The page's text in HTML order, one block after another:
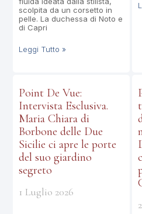
scolpita da un corsetto in
pelle. La duchessa di Noto e
di Capri
Leggi Tutto »
Point De Vue:
Intervista Esclusiva.
Maria Chiara di
Borbone delle Due
Sicilie ci apre le porte
del suo giardino
segreto
1 Luglio 2026